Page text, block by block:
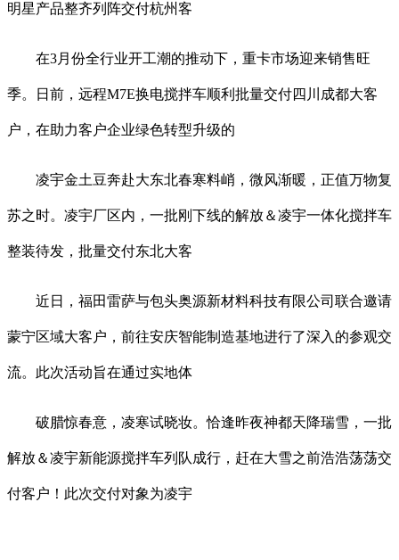
明星产品整齐列阵交付杭州客
在3月份全行业开工潮的推动下，重卡市场迎来销售旺
季。日前，远程M7E换电搅拌车顺利批量交付四川成都大客
户，在助力客户企业绿色转型升级的
凌宇金土豆奔赴大东北春寒料峭，微风渐暖，正值万物复
苏之时。凌宇厂区内，一批刚下线的解放＆凌宇一体化搅拌车
整装待发，批量交付东北大客
近日，福田雷萨与包头奥源新材料科技有限公司联合邀请
蒙宁区域大客户，前往安庆智能制造基地进行了深入的参观交
流。此次活动旨在通过实地体
破腊惊春意，凌寒试晓妆。恰逢昨夜神都天降瑞雪，一批
解放＆凌宇新能源搅拌车列队成行，赶在大雪之前浩浩荡荡交
付客户！此次交付对象为凌宇